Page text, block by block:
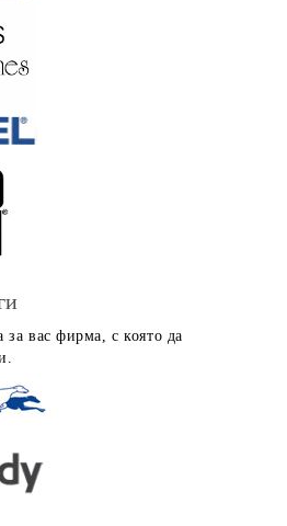
за вас фирма, с която да